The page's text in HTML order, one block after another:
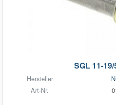
SGL 11-
Hersteller
Art-Nr.